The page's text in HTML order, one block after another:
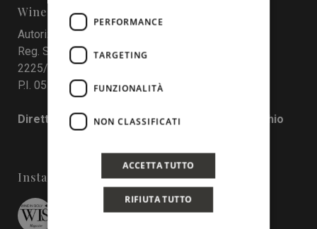
Wine In Sicily
Autorizzazione del Tribunale di Palermo
Reg. Stampa nr. 4 del 10 maggio 2017 Num. Reg.
2225/2017
P.I. 05130190829
Direttore responsabile: Francesco Pensovecchio
Instagram
wineinsicily
PERFORMANCE
TARGETING
FUNZIONALITÀ
NON CLASSIFICATI
ACCETTA TUTTO
RIFIUTA TUTTO